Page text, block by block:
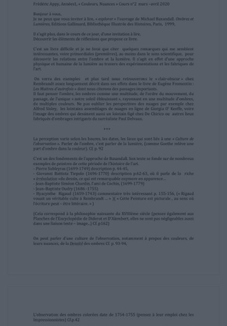
quelques remarques qui me semblent
intéressantes, voire primordiales (premières),
au moins dans le sens scientifique, pour
découvrir les relations entre l’ombre et la
lumière. Il s’agit en effet d’une approche
physique et humaine de la lumière au travers
des expérimentations et les fabriques de
l’art.
On verra des exemples et plus tard nous
retrouverons le « clair-obscur » chez
Rembrandt assez longuement décrit dans ses
effets dans le livre de Eugène Fromentin :
Les Maitres d’autrefois » dont nous citerons
des passages importants.
Il faut penser l’ombre, les ombres comme une
multitude, de l’ordre du mouvement, du
passage, de l’unique « notre soleil éblouissant
», rayonnant en une multitude d’ombres,
de multiples couleurs. Ne pas oublier les
perspectives des nuages par exemple chez
Alfred Sisley, les lointains assemblages de
nuages en ligne de Giorgia O’ Keeffe, voire
l’image des ombres qui dessinent aussi un
lointain figé chez De Chirico ou autres lieux
fabriqués d’ombrages intrigants du surréaliste
part d’ombre dans la couleur). Cf. p. 92